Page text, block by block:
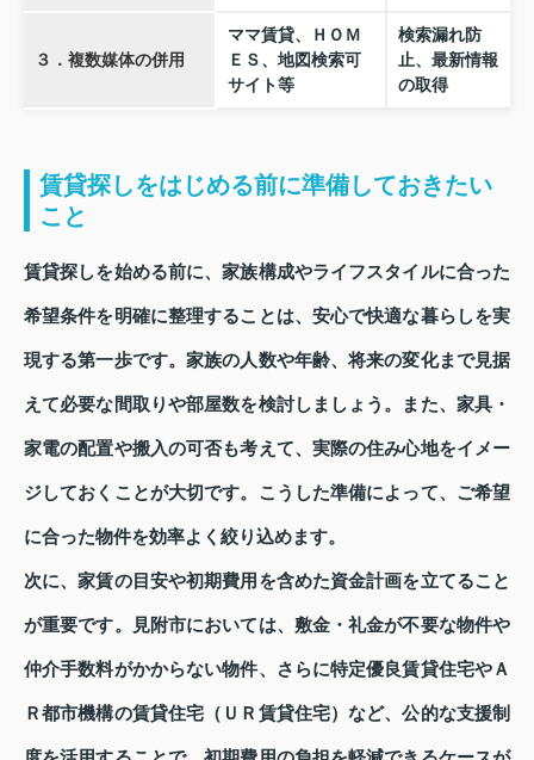
３．複数媒体の併用
ママ賃貸、ＨＯＭ
ＥＳ、地図検索可
サイト等
検索漏れ防
止、最新情報
の取得
賃貸探しをはじめる前に準備しておきたい
こと
賃貸探しを始める前に、家族構成やライフスタイルに合った
希望条件を明確に整理することは、安心で快適な暮らしを実
現する第一歩です。家族の人数や年齢、将来の変化まで見据
えて必要な間取りや部屋数を検討しましょう。また、家具・
家電の配置や搬入の可否も考えて、実際の住み心地をイメー
ジしておくことが大切です。こうした準備によって、ご希望
に合った物件を効率よく絞り込めます。
次に、家賃の目安や初期費用を含めた資金計画を立てること
が重要です。見附市においては、敷金・礼金が不要な物件や
仲介手数料がかからない物件、さらに特定優良賃貸住宅やＡ
Ｒ都市機構の賃貸住宅（ＵＲ賃貸住宅）など、公的な支援制